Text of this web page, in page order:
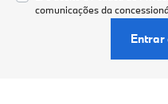
comunicações da
Entrar